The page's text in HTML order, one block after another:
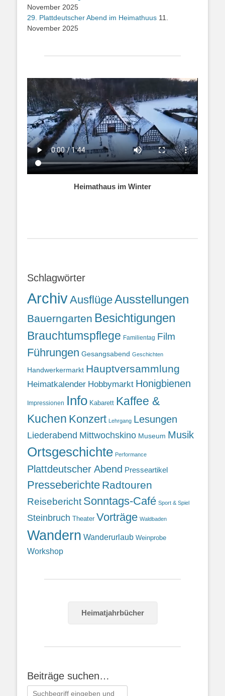
November 2025
29. Plattdeutscher Abend im Heimathuus 11.
November 2025
Heimathaus im Winter
Schlagwörter
ArchivAusflügeAusstellungen
Bauerngarten Besichtigungen
Brauchtumspflege Familientag Film
Führungen Gesangsabend Geschichten
Handwerkermarkt Hauptversammlung
Heimatkalender Hobbymarkt Honigbienen
Impressionen Info Kabarett Kaffee &
Kuchen Konzert Lehrgang Lesungen
Liederabend Mittwochskino Museum Musik
Ortsgeschichte Performance
Plattdeutscher Abend Presseartikel
Presseberichte Radtouren
Reisebericht Sonntags-Café Sport & Spiel
Steinbruch Theater Vorträge Waldbaden
Wandern Wanderurlaub Weinprobe
Workshop
Heimatjahrbücher
Beiträge suchen…
Suchen